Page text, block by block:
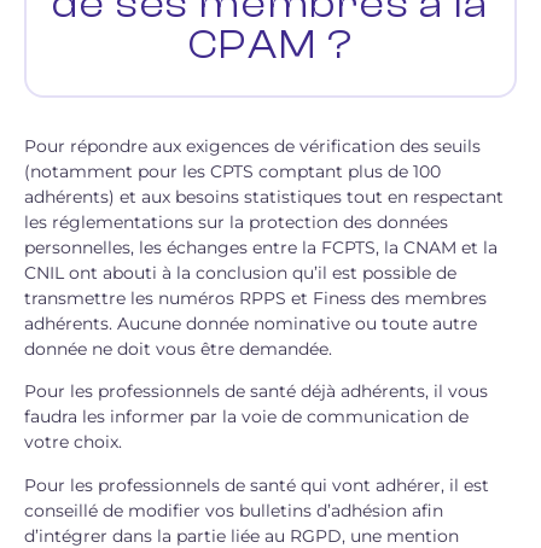
CPAM ?
Pour répondre aux exigences de vérification des seuils
(notamment pour les CPTS comptant plus de 100
adhérents) et aux besoins statistiques tout en respectant
les réglementations sur la protection des données
personnelles, les échanges entre la FCPTS, la CNAM et la
CNIL ont abouti à la conclusion qu’il est possible de
transmettre les numéros RPPS et Finess des membres
adhérents. Aucune donnée nominative ou toute autre
donnée ne doit vous être demandée.
Pour les professionnels de santé déjà adhérents, il vous
faudra les informer par la voie de communication de
votre choix.
Pour les professionnels de santé qui vont adhérer, il est
conseillé de modifier vos bulletins d’adhésion afin
d’intégrer dans la partie liée au RGPD, une mention